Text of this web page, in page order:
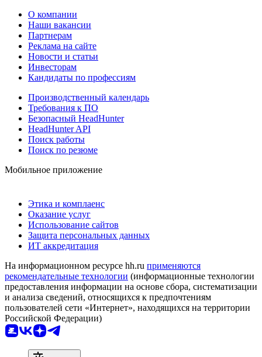
О компании
Наши вакансии
Партнерам
Реклама на сайте
Новости и статьи
Инвесторам
Кандидаты по профессиям
Производственный календарь
Требования к ПО
Безопасный HeadHunter
HeadHunter API
Поиск работы
Поиск по резюме
Мобильное приложение
Этика и комплаенс
Оказание услуг
Использование сайтов
Защита персональных данных
ИТ аккредитация
На информационном ресурсе hh.ru применяются
рекомендательные технологии (информационные технологии
предоставления информации на основе сбора, систематизации
и анализа сведений, относящихся к предпочтениям
пользователей сети «Интернет», находящихся на территории
Российской Федерации)